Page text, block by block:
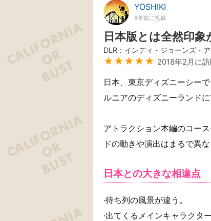
YOSHIKI
8年前に投稿
日本版とは全然印象
DLR：インディ・ジョーンズ・
★★★★★ 2018年2月に
日本、東京ディズニーシー
ルニアのディズニーランド
アトラクション本編のコー
ドの動きや演出はまるで異
日本との大きな相違点
·待ち列の風景が違う。
·出てくるメインキャラクタ